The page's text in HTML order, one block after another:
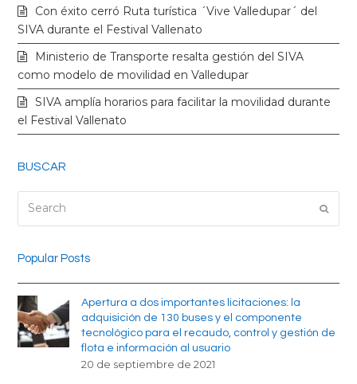
r
o
k
r
a
e
Con éxito cerró Ruta turística ´Vive Valledupar´ del
SIVA durante el Festival Vallenato
Ministerio de Transporte resalta gestión del SIVA
como modelo de movilidad en Valledupar
SIVA amplía horarios para facilitar la movilidad durante
el Festival Vallenato
BUSCAR
Popular Posts
Apertura a dos importantes licitaciones: la
adquisición de 130 buses y el componente
tecnológico para el recaudo, control y gestión de
flota e información al usuario
20 de septiembre de 2021